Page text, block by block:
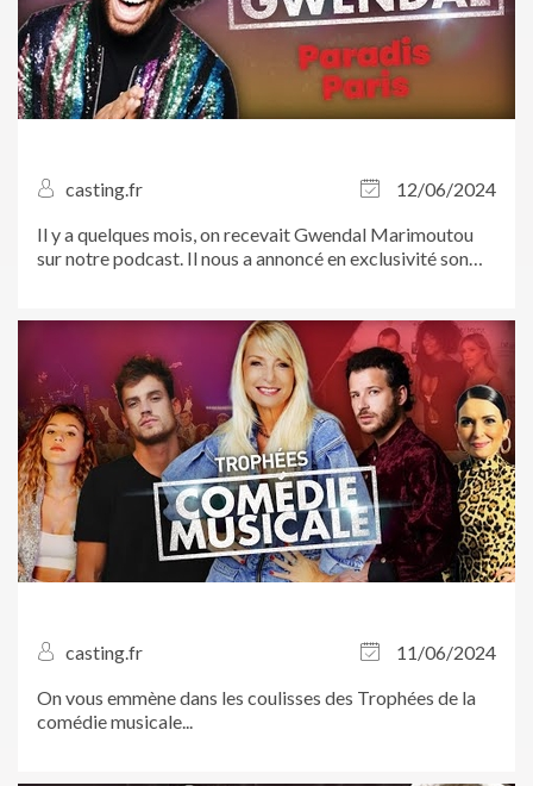
casting.fr
12/06/2024
Il y a quelques mois, on recevait Gwendal Marimoutou
sur notre podcast. Il nous a annoncé en exclusivité son
casting.fr
11/06/2024
On vous emmène dans les coulisses des Trophées de la
comédie musicale...